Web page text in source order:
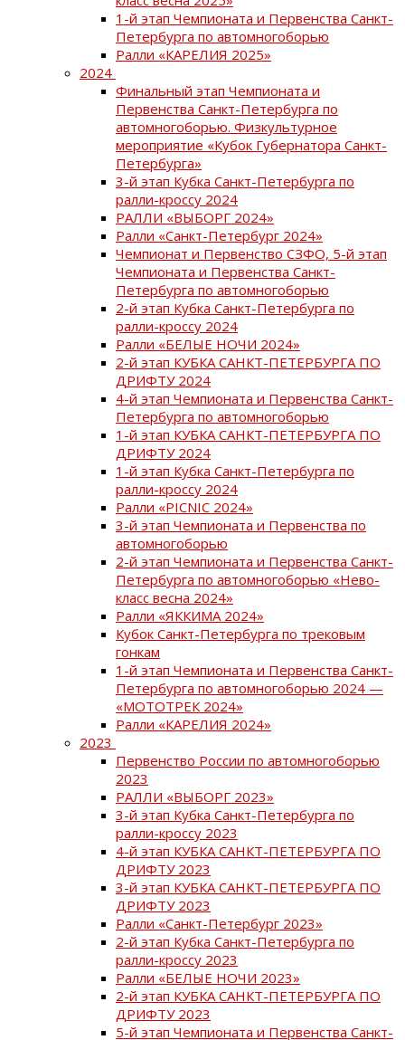
1-й этап Чемпионата и Первенства Санкт-
Петербурга по автомногоборью
Ралли «КАРЕЛИЯ 2025»
2024
Финальный этап Чемпионата и
Первенства Санкт-Петербурга по
автомногоборью. Физкультурное
мероприятие «Кубок Губернатора Санкт-
Петербурга»
3-й этап Кубка Санкт-Петербурга по
ралли-кроссу 2024
РАЛЛИ «ВЫБОРГ 2024»
Ралли «Санкт-Петербург 2024»
Чемпионат и Первенство СЗФО, 5-й этап
Чемпионата и Первенства Санкт-
Петербурга по автомногоборью
2-й этап Кубка Санкт-Петербурга по
ралли-кроссу 2024
Ралли «БЕЛЫЕ НОЧИ 2024»
2-й этап КУБКА САНКТ-ПЕТЕРБУРГА ПО
ДРИФТУ 2024
4-й этап Чемпионата и Первенства Санкт-
Петербурга по автомногоборью
1-й этап КУБКА САНКТ-ПЕТЕРБУРГА ПО
ДРИФТУ 2024
1-й этап Кубка Санкт-Петербурга по
ралли-кроссу 2024
Ралли «PICNIC 2024»
3-й этап Чемпионата и Первенства по
автомногоборью
2-й этап Чемпионата и Первенства Санкт-
Петербурга по автомногоборью «Нево-
класс весна 2024»
Ралли «ЯККИМА 2024»
Кубок Санкт-Петербурга по трековым
гонкам
1-й этап Чемпионата и Первенства Санкт-
Петербурга по автомногоборью 2024 —
«МОТОТРЕК 2024»
Ралли «КАРЕЛИЯ 2024»
2023
Первенство России по автомногоборью
2023
РАЛЛИ «ВЫБОРГ 2023»
3-й этап Кубка Санкт-Петербурга по
ралли-кроссу 2023
4-й этап КУБКА САНКТ-ПЕТЕРБУРГА ПО
ДРИФТУ 2023
3-й этап КУБКА САНКТ-ПЕТЕРБУРГА ПО
ДРИФТУ 2023
Ралли «Санкт-Петербург 2023»
2-й этап Кубка Санкт-Петербурга по
ралли-кроссу 2023
Ралли «БЕЛЫЕ НОЧИ 2023»
2-й этап КУБКА САНКТ-ПЕТЕРБУРГА ПО
ДРИФТУ 2023
5-й этап Чемпионата и Первенства Санкт-